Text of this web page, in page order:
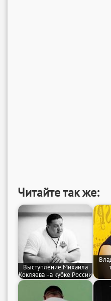
Читайте так же:
Выступление Михаила
Кокляева на кубке России